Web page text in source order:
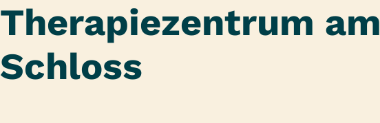
Therapiezentrum am
Schloss